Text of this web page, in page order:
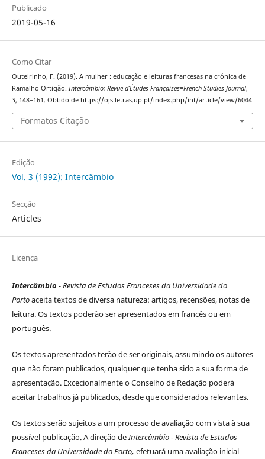
Publicado
2019-05-16
Como Citar
Outeirinho, F. (2019). A mulher : educação e leituras francesas na crónica de
Ramalho Ortigão. Intercâmbio: Revue d’Études Françaises=French Studies Journal,
3, 148–161. Obtido de https://ojs.letras.up.pt/index.php/int/article/view/6044
Formatos Citação
Edição
Vol. 3 (1992): Intercâmbio
Secção
Articles
Licença
Intercâmbio - Revista de Estudos Franceses da Universidade do
Portoaceita textos de diversa natureza: artigos, recensões, notas de
leitura. Os textos poderão ser apresentados em francês ou em
português.
Os textos apresentados terão de ser originais, assumindo os autores
que não foram publicados, qualquer que tenha sido a sua forma de
apresentação. Excecionalmente o Conselho de Redação poderá
aceitar trabalhos já publicados, desde que considerados relevantes.
Os textos serão sujeitos a um processo de avaliação com vista à sua
possível publicação. A direção deIntercâmbio - Revista de Estudos
Franceses da Universidade do Porto, efetuará uma avaliação inicial